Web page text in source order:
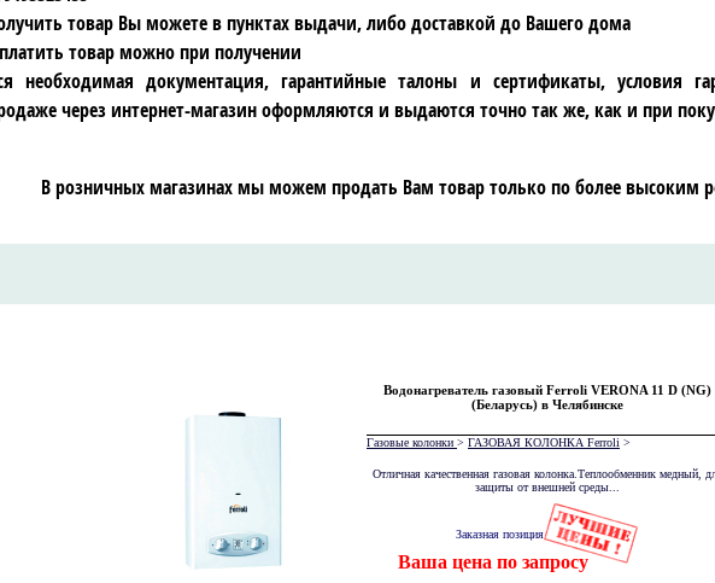
товар Вы можете в пунктах выдачи, либо доставкой до Вашего дома
товар можно при получении
необходимая документация, гарантийные талоны и сертификаты, условия
через интернет-магазин оформляются и выдаются точно так же, как и при
В розничных магазинах мы можем продать Вам товар только по более высоким
Водонагреватель газовый Ferroli VERONA 11 D (NG)
(Беларусь) в Челябинске
Газовые колонки > ГАЗОВАЯ КОЛОНКА Ferroli >
Отличная качественная газовая колонка.Теплообменник медный,
защиты от внешней среды...
Ваша цена по запросу
Заказная позиция